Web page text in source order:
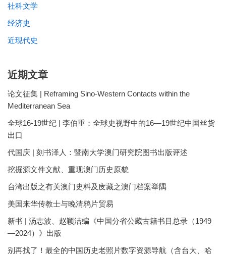
社科文学
经济史
近现代史
近期文章
论文征集 | Reframing Sino-Western Contacts within the
Mediterranean Sea
全球16-19世纪 | 李伯重：全球史视野中的16—19世纪中国丝货
出口
代国庆 | 刻书泽人：暨南大学澳门研究院图书出版评述
挖掘源文件文献、重现澳门历史原貌
台湾出版之有关澳门史料及庋藏之澳门档案举隅
美国来华传教士与晚清鸦片贸易
新书 | 汤志波、赵颖洁编《中国分省公藏古籍书目总录（1949
—2024）》出版
别再找了！最全的中国历史老照片数字资源导航（含台大、哈